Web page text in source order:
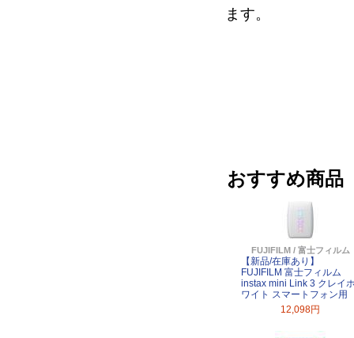
ます。
おすすめ商品
FUJIFILM / 富士フィルム
【新品/在庫あり】
FUJIFILM 富士フィルム
instax mini Link 3 クレイ
ワイト スマートフォン用
12,098円